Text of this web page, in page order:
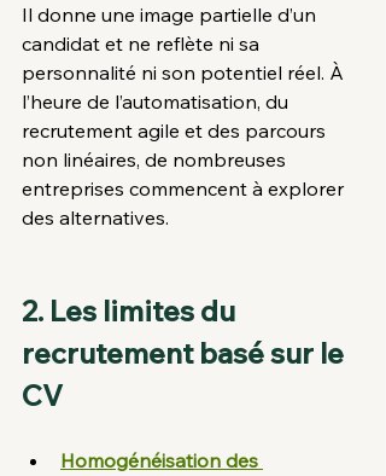
Il donne une image partielle d’un
candidat et ne reflète ni sa
personnalité ni son potentiel réel. À
l’heure de l’automatisation, du
recrutement agile et des parcours
non linéaires, de nombreuses
entreprises commencent à explorer
des alternatives.
2. Les limites du
recrutement basé sur le
CV
Homogénéisation des